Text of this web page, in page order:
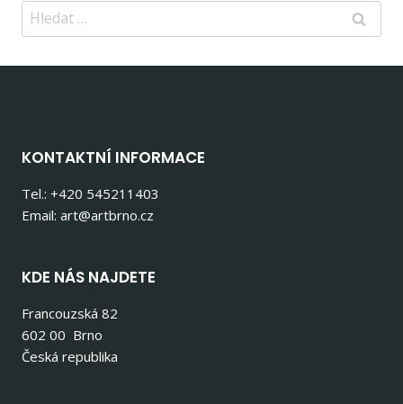
Vyhledávání
KONTAKTNÍ INFORMACE
Tel.: +420 545211403
Email: art@artbrno.cz
KDE NÁS NAJDETE
Francouzská 82
602 00 Brno
Česká republika